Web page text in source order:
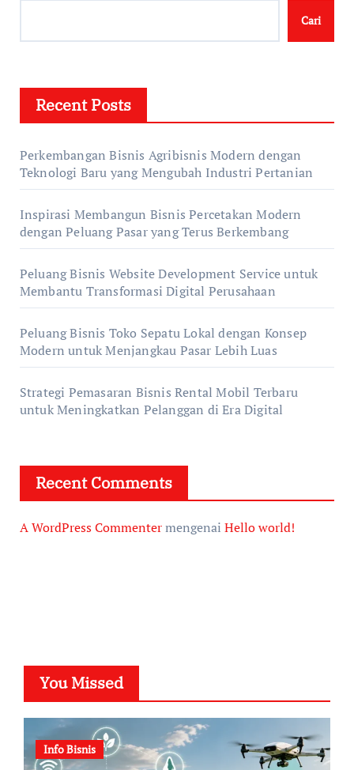
Cari
Recent Posts
Perkembangan Bisnis Agribisnis Modern dengan
Teknologi Baru yang Mengubah Industri Pertanian
Inspirasi Membangun Bisnis Percetakan Modern
dengan Peluang Pasar yang Terus Berkembang
Peluang Bisnis Website Development Service untuk
Membantu Transformasi Digital Perusahaan
Peluang Bisnis Toko Sepatu Lokal dengan Konsep
Modern untuk Menjangkau Pasar Lebih Luas
Strategi Pemasaran Bisnis Rental Mobil Terbaru
untuk Meningkatkan Pelanggan di Era Digital
Recent Comments
A WordPress Commentermengenai Hello world!
You Missed
Info Bisnis